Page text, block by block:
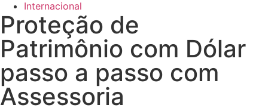
Internacional
Proteção de
Patrimônio com Dólar
passo a passo com
Assessoria